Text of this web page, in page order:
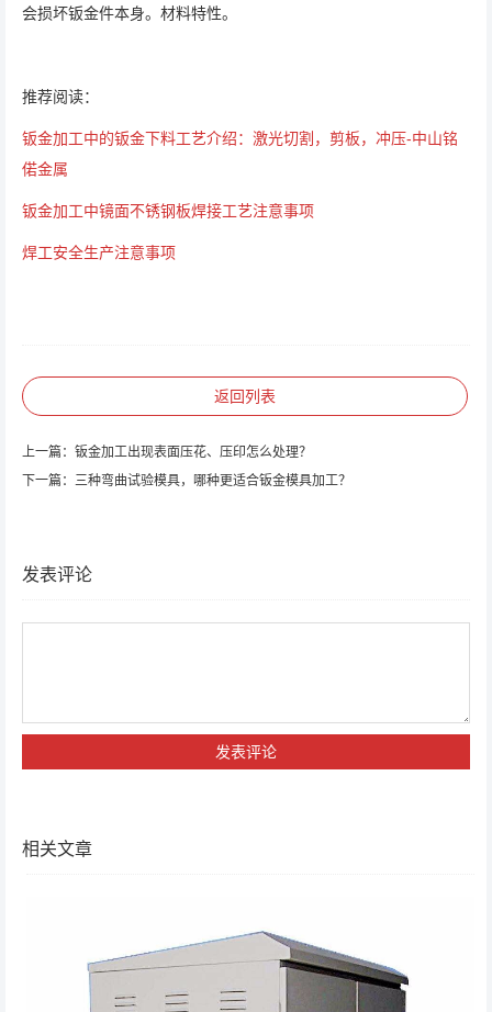
会损坏钣金件本身。材料特性。
推荐阅读：
钣金加工中的钣金下料工艺介绍：激光切割，剪板，冲压-中山铭
偌金属
钣金加工中镜面不锈钢板焊接工艺注意事项
焊工安全生产注意事项
返回列表
上一篇： 钣金加工出现表面压花、压印怎么处理？
下一篇： 三种弯曲试验模具，哪种更适合钣金模具加工？
发表评论
相关文章